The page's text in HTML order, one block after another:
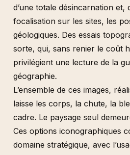
d’une totale désincarnation et,
focalisation sur les sites, les
géologiques. Des essais
sorte, qui, sans renier le coût
privilégient une lecture de la
géographie.
L’ensemble de ces images,
laisse les corps, la chute, la
cadre. Le paysage seul
Ces options iconographiques
domaine stratégique, avec